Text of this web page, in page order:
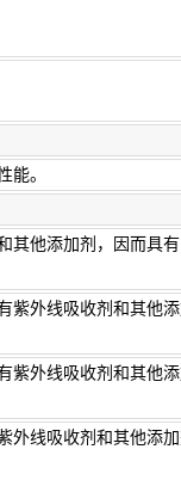
能。
其他添加剂，因而具
紫外线吸收剂和其他
紫外线吸收剂和其他
外线吸收剂和其他添